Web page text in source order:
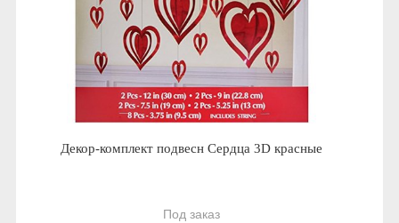
Декор-комплект подвесн Сердца 3D красные
Под заказ